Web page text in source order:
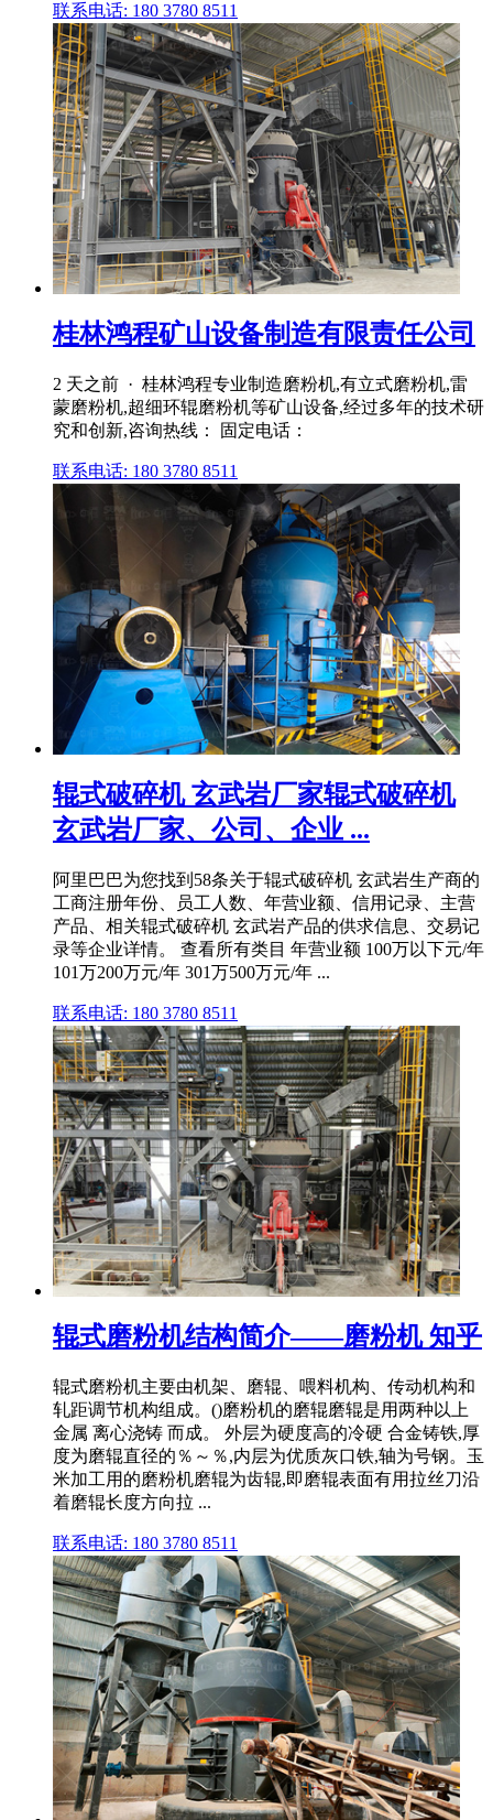
联系电话: 180 3780 8511
桂林鸿程矿山设备制造有限责任公司
2 天之前 · 桂林鸿程专业制造磨粉机,有立式磨粉机,雷
蒙磨粉机,超细环辊磨粉机等矿山设备,经过多年的技术研
究和创新,咨询热线： 固定电话：
联系电话: 180 3780 8511
辊式破碎机 玄武岩厂家辊式破碎机
玄武岩厂家、公司、企业 ...
阿里巴巴为您找到58条关于辊式破碎机 玄武岩生产商的
工商注册年份、员工人数、年营业额、信用记录、主营
产品、相关辊式破碎机 玄武岩产品的供求信息、交易记
录等企业详情。 查看所有类目 年营业额 100万以下元/年
101万200万元/年 301万500万元/年 ...
联系电话: 180 3780 8511
辊式磨粉机结构简介——磨粉机 知乎
辊式磨粉机主要由机架、磨辊、喂料机构、传动机构和
轧距调节机构组成。()磨粉机的磨辊磨辊是用两种以上
金属 离心浇铸 而成。 外层为硬度高的冷硬 合金铸铁,厚
度为磨辊直径的％～％,内层为优质灰口铁,轴为号钢。玉
米加工用的磨粉机磨辊为齿辊,即磨辊表面有用拉丝刀沿
着磨辊长度方向拉 ...
联系电话: 180 3780 8511